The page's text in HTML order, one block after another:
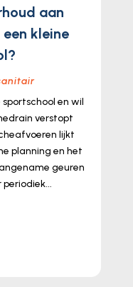
aan
kleine
en wil
verstopt
lijkt
planning en het
geuren